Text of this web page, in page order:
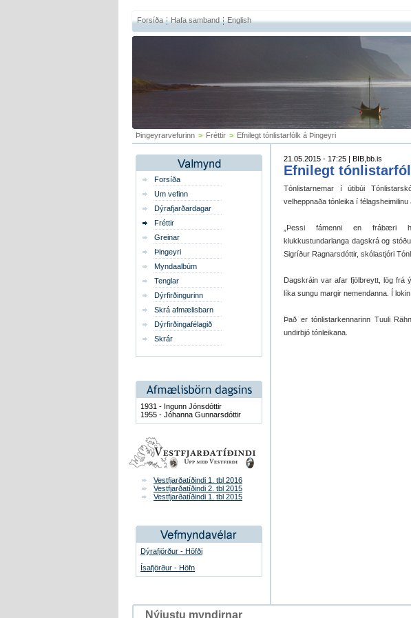
Forsíða Hafa samband English
Þingeyrarvefurinn > Fréttir > Efnilegt tónlistarfólk á Þingeyri
Forsíða
Um vefinn
Dýrafjarðardagar
Fréttir
Greinar
Þingeyri
Myndaalbúm
Tenglar
Dýrfirðingurinn
Skrá afmælisbarn
Dýrfirðingafélagið
Skrár
1931 - Ingunn Jónsdóttir
1955 - Jóhanna Gunnarsdóttir
Vestfjarðatíðindi 1. tbl 2016
Vestfjarðatíðindi 2. tbl 2015
Vestfjarðatíðindi 1. tbl 2015
Dýrafjörður - Höfði
Ísafjörður - Höfn
21.05.2015 - 17:25 | BIB,bb.is
Efnilegt
Tónlistarnemar í útibúi
velheppnaða tónleika í
„Þessi fámenni en frábæri
klukkustundarlanga dagskrá og
Sigríður Ragnarsdóttir, skólastjóri
Dagskráin var afar fjölbreytt, lög frá
líka sungu margir nemendanna. Í
Það er tónlistarkennarinn Tuuli
undirbjó tónleikana.
Nýjustu myndirnar